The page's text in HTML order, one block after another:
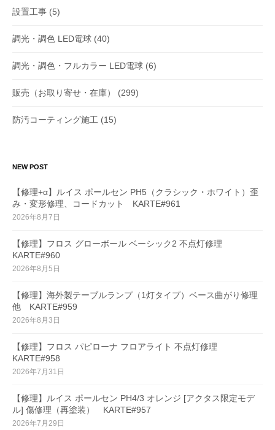
設置工事 (5)
調光・調色 LED電球 (40)
調光・調色・フルカラー LED電球 (6)
販売（お取り寄せ・在庫） (299)
防汚コーティング施工 (15)
NEW POST
【修理+α】ルイス ポールセン PH5（クラシック・ホワイト）歪
み・変形修理、コードカット KARTE#961
2026年8月7日
【修理】フロス グローボール ベーシック2 不点灯修理
KARTE#960
2026年8月5日
【修理】海外製テーブルランプ（1灯タイプ）ベース曲がり修理
他 KARTE#959
2026年8月3日
【修理】フロス パピローナ フロアライト 不点灯修理
KARTE#958
2026年7月31日
【修理】ルイス ポールセン PH4/3 オレンジ [アクタス限定モデ
ル] 傷修理（再塗装） KARTE#957
2026年7月29日